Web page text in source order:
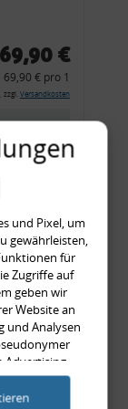
69,90 €
69,90 € pro 1
zzgl. Versandkosten
mit
89,
+
€
€ pro 1
und Pixel, um
gewährleisten,
für
Zugriffe auf
geben wir
Website an
und Analysen
Advertising
mit
haben